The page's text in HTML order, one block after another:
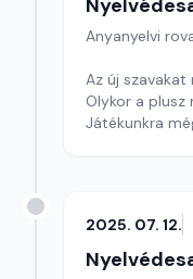
Anyanyelvi
Az új
Olykor a plusz
Játékunkra
2025. 07. 12.